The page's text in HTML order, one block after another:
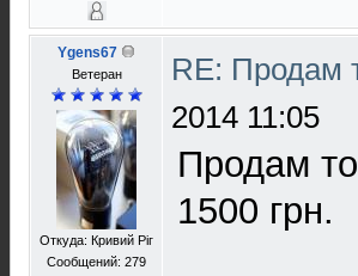
Ygens67
Ветеран
Откуда: Кривий Ріг
Сообщений: 279
RE: Продам
2014 11:05
Продам
1500 грн.